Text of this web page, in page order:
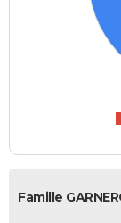
Famille